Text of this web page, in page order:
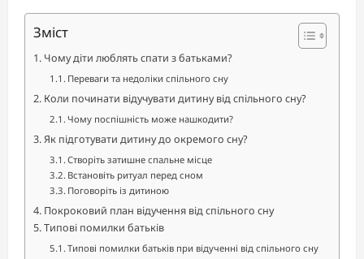
Зміст
Чому діти люблять спати з батьками?
Переваги та недоліки спільного сну
Коли починати відучувати дитину від спільного сну?
Чому поспішність може нашкодити?
Як підготувати дитину до окремого сну?
Створіть затишне спальне місце
Встановіть ритуал перед сном
Поговоріть із дитиною
Покроковий план відучення від спільного сну
Типові помилки батьків
Типові помилки батьків при відученні від спільного сну